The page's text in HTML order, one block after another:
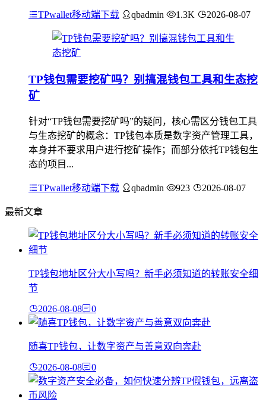
TPwallet移动端下载 qbadmin 1.3K 2026-08-07
TP钱包需要挖矿吗？别搞混钱包工具和生态挖
矿
针对“TP钱包需要挖矿吗”的疑问，核心需区分钱包工具
与生态挖矿的概念：TP钱包本质是数字资产管理工具，
本身并不要求用户进行挖矿操作；而部分依托TP钱包生
态的项目...
TPwallet移动端下载 qbadmin 923 2026-08-07
最新文章
TP钱包地址区分大小写吗？新手必须知道的转账安全细
节
2026-08-08 0
随喜TP钱包，让数字资产与善意双向奔赴
2026-08-08 0